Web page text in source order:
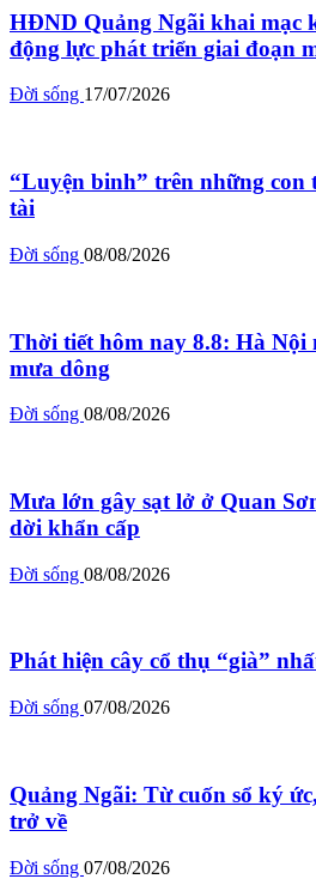
HĐND Quảng Ngãi khai mạc
động lực phát triển giai đoạn
Đời sống 17/07/2026
“Luyện binh” trên những
tài
Đời sống 08/08/2026
Thời tiết hôm nay 8.8: Hà Nội
mưa dông
Đời sống 08/08/2026
Mưa lớn gây sạt lở ở Quan
dời khẩn cấp
Đời sống 08/08/2026
Phát hiện cây cổ thụ “già”
Đời sống 07/08/2026
Quảng Ngãi: Từ cuốn sổ ký
trở về
Đời sống 07/08/2026